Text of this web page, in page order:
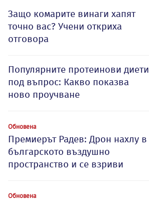
Защо комарите винаги хапят
точно вас? Учени откриха
отговора
Популярните протеинови диети
под въпрос: Какво показва
ново проучване
Обновена
Премиерът Радев: Дрон нахлу в
българското въздушно
пространство и се взриви
Обновена